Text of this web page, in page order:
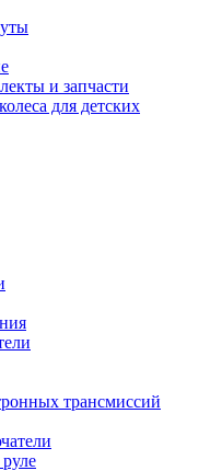
и запчасти
для детских
трансмиссий